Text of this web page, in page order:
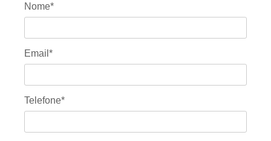
Nome*
Email*
Telefone*